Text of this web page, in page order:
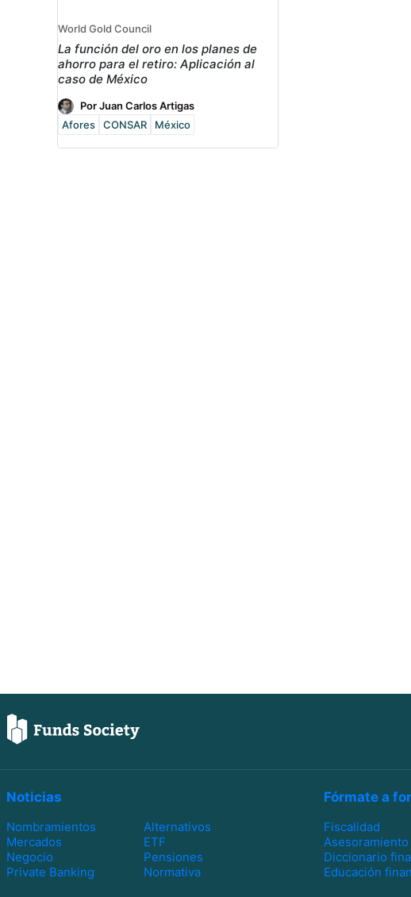
World Gold Council
La función del oro en los planes de
ahorro para el retiro: Aplicación al
caso de México
Por Juan Carlos Artigas
Afores
CONSAR México
Noticias
Nombramientos
Alternativos
Mercados
ETF
Negocio
Pensiones
Private Banking
Normativa
Fórmate a
Fiscalidad
Asesoramiento
Diccionario
Educación